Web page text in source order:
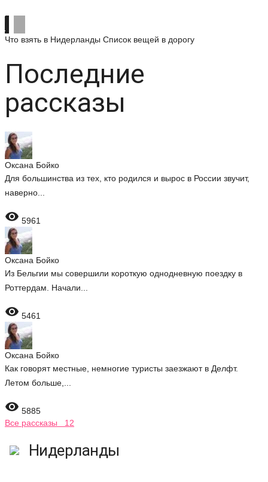
Что взять в Нидерланды Список вещей в дорогу
Последние
рассказы
Оксана Бойко
Для большинства из тех, кто родился и вырос в России звучит,
наверно...
 5961
Оксана Бойко
Из Бельгии мы совершили короткую однодневную поездку в
Роттердам. Начали...
 5461
Оксана Бойко
Как говорят местные, немногие туристы заезжают в Делфт.
Летом больше,...
 5885
Все рассказы 12
Нидерланды